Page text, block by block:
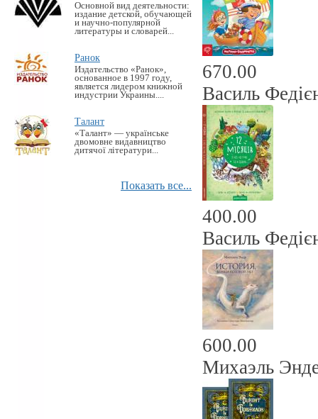
Основной вид деятельности:
издание детской, обучающей
и научно-популярной
литературы и словарей...
Ранок
Издательство «Ранок»,
основанное в 1997 году,
является лидером книжной
индустрии Украины....
Талант
«Талант» — українське
двомовне видавництво
дитячої літератури...
Показать все...
670.00
Василь
400.00
Василь
600.00
Михаэль